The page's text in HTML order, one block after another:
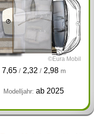
©Eura Mobil
7,65/ 2,32/ 2,98 m
Modelljahr: ab 2025